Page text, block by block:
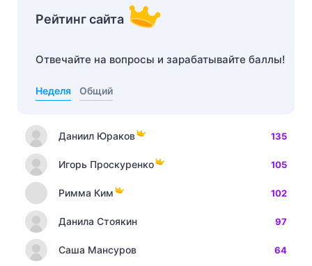
Рейтинг сайта
Отвечайте на вопросы и зарабатывайте баллы!
Неделя Общий
Даниил Юраков 135
Игорь Проскуренко 105
Римма Ким 102
Данила Стоякин 97
Саша Мансуров 64